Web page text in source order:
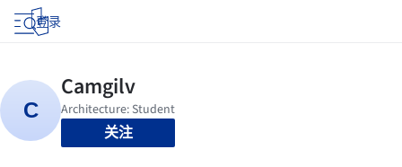
登录
关注